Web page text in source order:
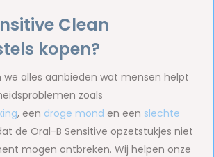
Clean
kopen?
we alles aanbieden wat mensen helpt
zoals
, een droge mond en een slechte
de Oral-B Sensitive opzetstukjes niet
mogen ontbreken. Wij helpen onze